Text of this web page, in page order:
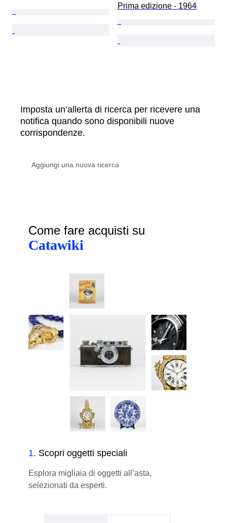
Prima edizione - 1964
Imposta un’allerta di ricerca per ricevere una
notifica quando sono disponibili nuove
corrispondenze.
Come fare acquisti su
Catawiki
1. Scopri oggetti speciali
Esplora migliaia di oggetti all’asta,
selezionati da esperti.